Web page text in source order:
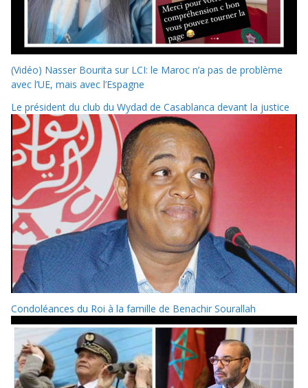
(Vidéo) Nasser Bourita sur LCI: le Maroc n’a pas de problème
avec l’UE, mais avec l’Espagne
Le président du club du Wydad de Casablanca devant la justice
Condoléances du Roi à la famille de Benachir Sourallah